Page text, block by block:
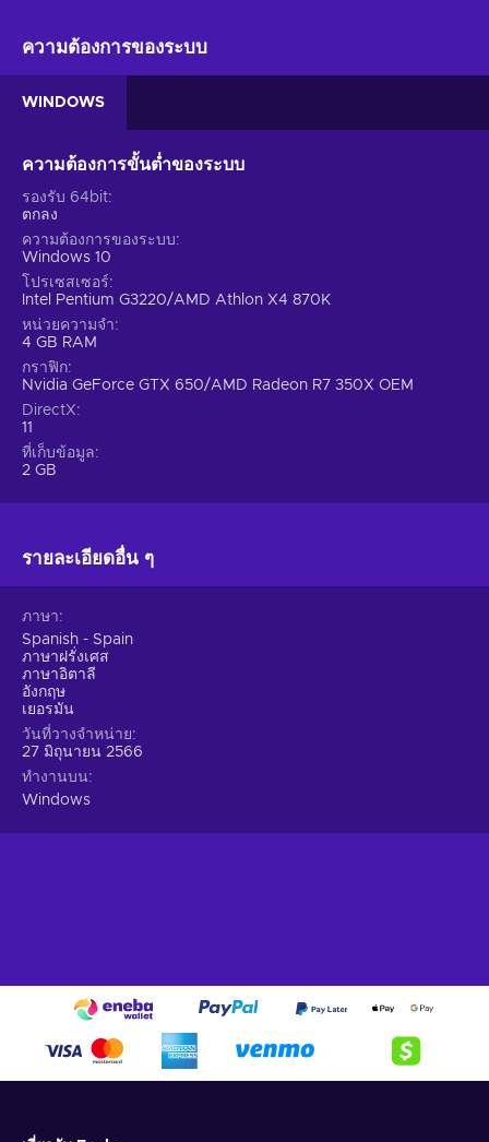
ความต้องการของระบบ
WINDOWS
ความต้องการขั้นต่ำของระบบ
รองรับ 64bit
ตกลง
ความต้องการของระบบ
Windows 10
โปรเซสเซอร์
Intel Pentium G3220/AMD Athlon X4 870K
หน่วยความจำ
4 GB RAM
กราฟิก
Nvidia GeForce GTX 650/AMD Radeon R7 350X OEM
DirectX
11
ที่เก็บข้อมูล
2 GB
รายละเอียดอื่น ๆ
ภาษา
Spanish - Spain
ภาษาฝรั่งเศส
ภาษาอิตาลี
อังกฤษ
เยอรมัน
วันที่วางจำหน่าย
27 มิถุนายน 2566
ทำงานบน
Windows